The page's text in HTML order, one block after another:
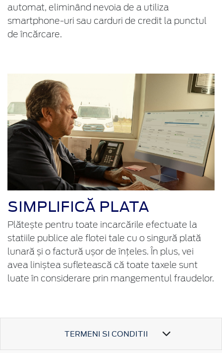
automat, eliminând nevoia de a utiliza
smartphone-uri sau carduri de credit la punctul
de încărcare.
SIMPLIFICĂ PLATA
Plătește pentru toate incarcările efectuate la
statiile publice ale flotei tale cu o singură plată
lunară și o factură ușor de înțeles. În plus, vei
avea liniștea sufletească că toate taxele sunt
luate în considerare prin mangementul fraudelor.
TERMENI SI CONDITII